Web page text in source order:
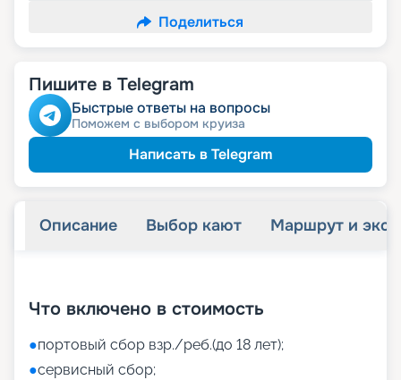
Поделиться
Пишите в Telegram
Быстрые ответы на вопросы
Поможем с выбором круиза
Написать в Telegram
Описание Выбор кают Маршрут и
Что включено в стоимость
●портовый сбор взр./реб.(до 18 лет);
●сервисный сбор;